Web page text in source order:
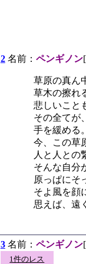
2名前： ペンギノン
草原の真ん
草木の擦れ
悲しいこと
その全てが
手を緩める
今、この草
人と人との
そんな自分
原っぱにそ
そよ風を顔
思えば、遠
3名前： ペンギノン
1件のレス